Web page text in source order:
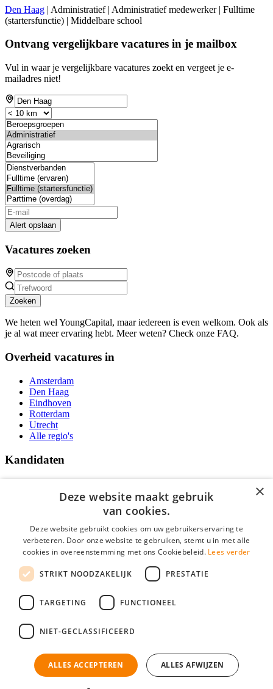
Den Haag | Administratief | Administratief medewerker | Fulltime
(startersfunctie) | Middelbare school
Ontvang vergelijkbare vacatures in je mailbox
Vul in waar je vergelijkbare vacatures zoekt en vergeet je e-
mailadres niet!
Alert opslaan
Vacatures zoeken
Zoeken
We heten wel YoungCapital, maar iedereen is even welkom. Ook als
je al wat meer ervaring hebt. Meer weten? Check onze FAQ.
Overheid vacatures in
Amsterdam
Den Haag
Eindhoven
Rotterdam
Utrecht
Alle regio's
Kandidaten
Vacatures
Over Vacatures Overheid Online
YoungCapital IOS App
YoungCapital Android App
Social
Vacatures Overheid is onderdeel van YoungCapital • © 2026 • KvK nr:
Mogen wij cookies plaatsen? Check hier ons
×
Deze website maakt gebruik
van cookies.
Deze website gebruikt cookies om uw gebruikerservaring te
verbeteren. Door onze website te gebruiken, stemt u in met alle
cookies in overeenstemming met ons Cookiebeleid. Lees verder
STRIKT NOODZAKELIJK PRESTATIE
TARGETING FUNCTIONEEL
NIET-GECLASSIFICEERD
ALLES ACCEPTEREN ALLES AFWIJZEN